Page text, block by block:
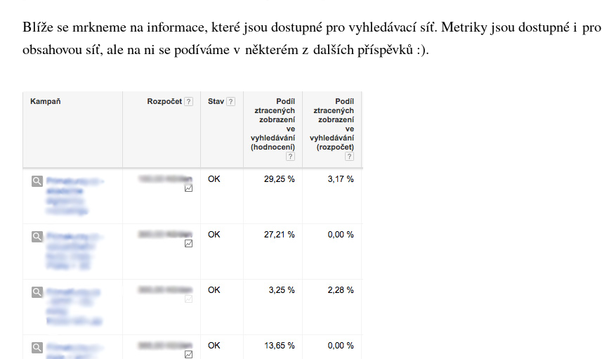
Blíže se mrkneme na informace, které jsou dostupné pro vyhledávací síť. Metriky jsou dostupné i pro
obsahovou síť, ale na ni se podíváme v některém z dalších příspěvků :).